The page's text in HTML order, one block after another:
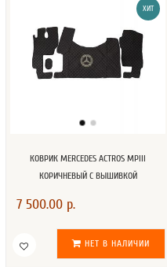
ХИТ
КОВРИК MERCEDES ACTROS MPIII
КОРИЧНЕВЫЙ С ВЫШИВКОЙ
7 500.00 р.
НЕТ В НАЛИЧИИ